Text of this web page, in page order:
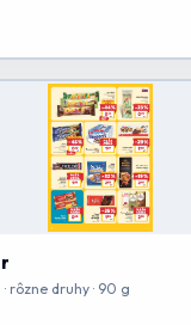
rôzne druhy · 90 g